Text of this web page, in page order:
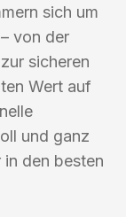
sich um
von der
sicheren
Wert auf
und ganz
den besten